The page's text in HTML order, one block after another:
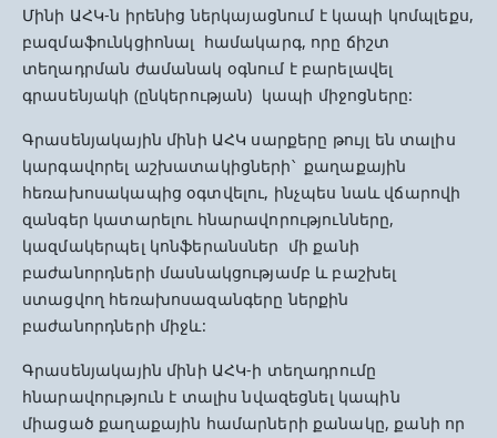
Մինի ԱՀԿ-ն իրենից ներկայացնում է կապի կոմպլեքս,
բազմաֆունկցիոնալ համակարգ, որը ճիշտ
տեղադրման ժամանակ օգնում է բարելավել
գրասենյակի (ընկերության) կապի միջոցները:
Գրասենյակային մինի ԱՀԿ սարքերը թույլ են տալիս
կարգավորել աշխատակիցների՝ քաղաքային
հեռախոսակապից օգտվելու, ինչպես նաև վճարովի
զանգեր կատարելու հնարավորությունները,
կազմակերպել կոնֆերանսներ մի քանի
բաժանորդների մասնակցությամբ և բաշխել
ստացվող հեռախոսազանգերը ներքին
բաժանորդների միջև:
Գրասենյակային մինի ԱՀԿ-ի տեղադրումը
հնարավորւթյուն է տալիս նվազեցնել կապին
միացած քաղաքային համարների քանակը, քանի որ